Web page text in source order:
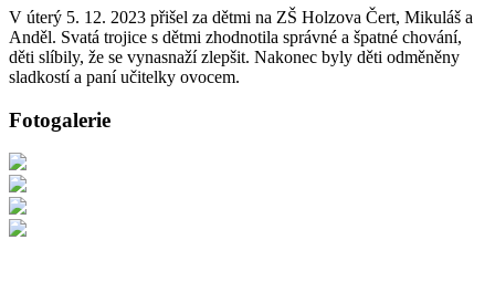
V úterý 5. 12. 2023 přišel za dětmi na ZŠ Holzova Čert, Mikuláš a
Anděl. Svatá trojice s dětmi zhodnotila správné a špatné chování,
děti slíbily, že se vynasnaží zlepšit. Nakonec byly děti odměněny
sladkostí a paní učitelky ovocem.
Fotogalerie